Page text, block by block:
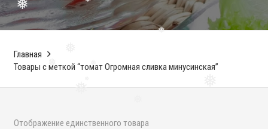
❅
❅
❅
❅
Главная
Товары с меткой “томат Огромная сливка минусинская”
Отображение единственного товара